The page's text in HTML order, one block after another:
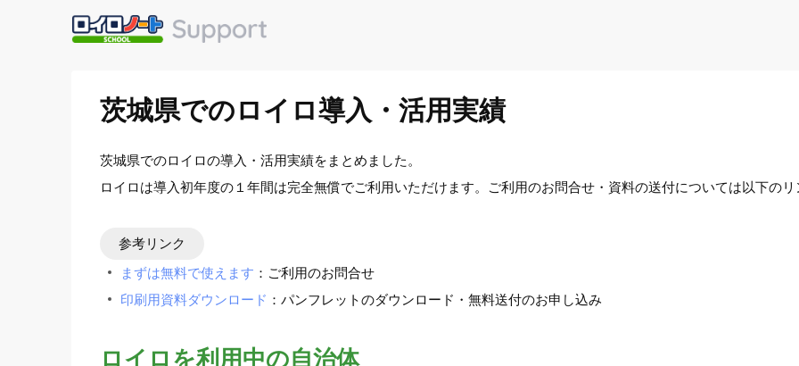
茨城県でのロイロ導入・活用実績
茨城県でのロイロの導入・活用実績をまとめました。
ロイロは導入初年度の１年間は完全無償でご利用いただけます。ご利用のお問合せ・資料の送付については以下の
参考リンク
まずは無料で使えます ：ご利用のお問合せ
印刷用資料ダウンロード ：パンフレットのダウンロード・無料送付のお申し込み
ロイロを利用中の自治体